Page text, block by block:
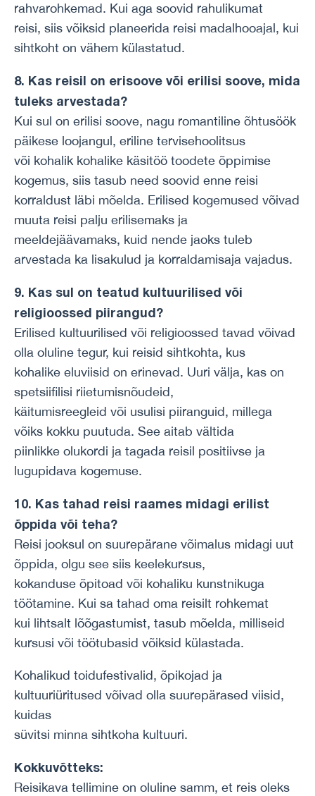
rahvarohkemad. Kui aga soovid rahulikumat
reisi, siis võiksid planeerida reisi madalhooajal, kui
sihtkoht on vähem külastatud.
8. Kas reisil on erisoove või erilisi soove, mida
tuleks arvestada?
Kui sul on erilisi soove, nagu romantiline õhtusöök
päikese loojangul, eriline tervisehoolitsus
või kohalik kohalike käsitöö toodete õppimise
kogemus, siis tasub need soovid enne reisi
korraldust läbi mõelda. Erilised kogemused võivad
muuta reisi palju erilisemaks ja
meeldejäävamaks, kuid nende jaoks tuleb
arvestada ka lisakulud ja korraldamisaja vajadus.
9. Kas sul on teatud kultuurilised või
religioossed piirangud?
Erilised kultuurilised või religioossed tavad võivad
olla oluline tegur, kui reisid sihtkohta, kus
kohalike eluviisid on erinevad. Uuri välja, kas on
spetsiifilisi riietumisnõudeid,
käitumisreegleid või usulisi piiranguid, millega
võiks kokku puutuda. See aitab vältida
piinlikke olukordi ja tagada reisil positiivse ja
lugupidava kogemuse.
10. Kas tahad reisi raames midagi erilist
õppida või teha?
Reisi jooksul on suurepärane võimalus midagi uut
õppida, olgu see siis keelekursus,
kokanduse õpitoad või kohaliku kunstnikuga
töötamine. Kui sa tahad oma reisilt rohkemat
kui lihtsalt lõõgastumist, tasub mõelda, milliseid
kursusi või töötubasid võiksid külastada.
Kohalikud toidufestivalid, õpikojad ja
kultuuriüritused võivad olla suurepärased viisid,
kuidas
süvitsi minna sihtkoha kultuuri.
Kokkuvõtteks:
Reisikava tellimine on oluline samm, et reis oleks